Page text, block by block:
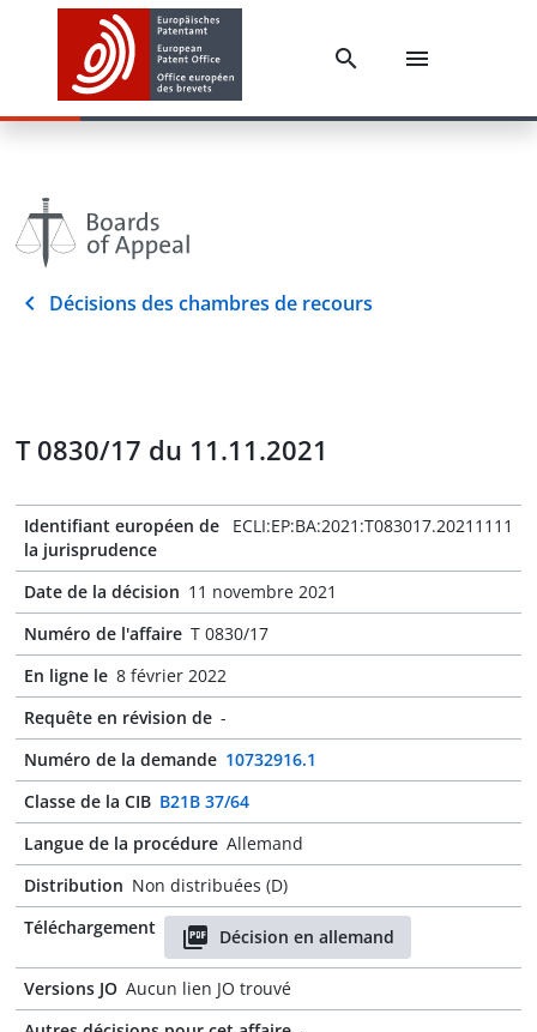
Décisions des chambres de recours
T 0830/17 du 11.11.2021
Identifiant européen de
la jurisprudence
ECLI:EP:BA:2021:T083017.20211111
Date de la décision 11 novembre 2021
Numéro de l'affaire T 0830/17
En ligne le 8 février 2022
Requête en révision de -
Numéro de la demande 10732916.1
Classe de la CIB B21B 37/64
Langue de la procédure Allemand
Distribution Non distribuées (D)
Téléchargement
Décision en allemand
Versions JO Aucun lien JO trouvé